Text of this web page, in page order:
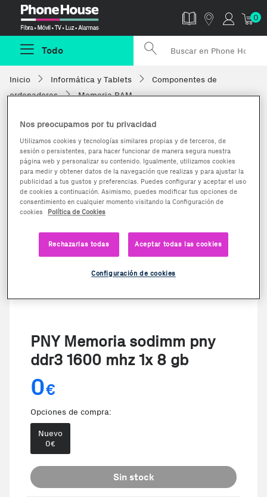
0
Todo
Inicio Informática y Tablets
Componentes de
ordenadores
Memoria RAM
PNY Memoria sodimm pny
ddr3 1600 mhz 1x 8 gb
0€
Opciones de compra:
Nuevo
0€
Sin stock
Nos preocupamos por tu privacidad
Utilizamos cookies y tecnologías similares propias y de terceros, de
sesión o persistentes, para hacer funcionar de manera segura nuestra
página web y personalizar su contenido. Igualmente, utilizamos cookies
para medir y obtener datos de la navegación que realizas y para ajustar la
publicidad a tus gustos y preferencias. Puedes configurar y aceptar el uso
de cookies a continuación. Asimismo, puedes modificar tus opciones de
consentimiento en cualquier momento visitando la Configuración de
cookies
Política de Cookies
Rechazarlas todas Aceptar todas las cookies
Configuración de cookies